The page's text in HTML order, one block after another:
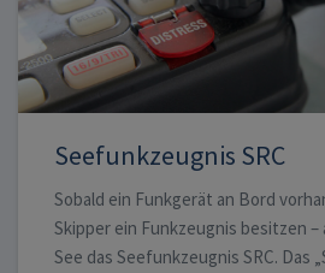
Seefunkzeugnis SRC
Sobald ein Funkgerät an Bord
Skipper ein Funkzeugnis besitzen
See das Seefunkzeugnis SRC. Das